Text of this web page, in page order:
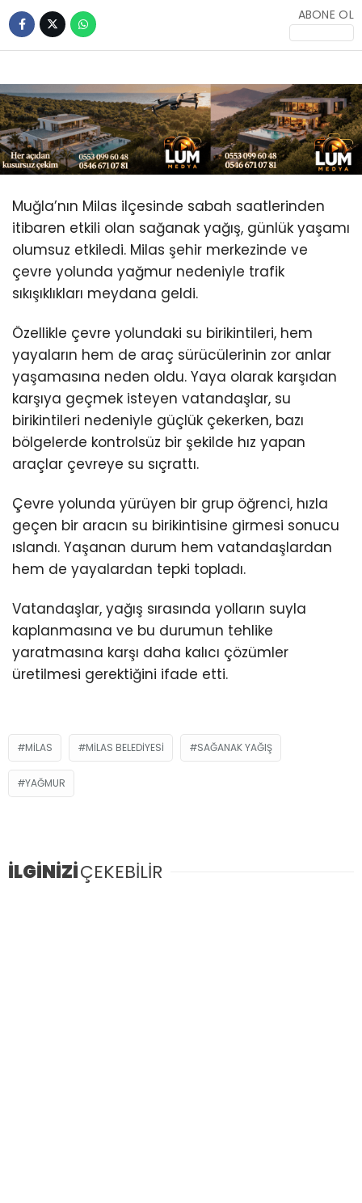
Youtube
ABONE OL
Muğla’nın Milas ilçesinde sabah saatlerinden
itibaren etkili olan sağanak yağış, günlük yaşamı
olumsuz etkiledi. Milas şehir merkezinde ve
çevre yolunda yağmur nedeniyle trafik
sıkışıklıkları meydana geldi.
Özellikle çevre yolundaki su birikintileri, hem
yayaların hem de araç sürücülerinin zor anlar
yaşamasına neden oldu. Yaya olarak karşıdan
karşıya geçmek isteyen vatandaşlar, su
birikintileri nedeniyle güçlük çekerken, bazı
bölgelerde kontrolsüz bir şekilde hız yapan
araçlar çevreye su sıçrattı.
Çevre yolunda yürüyen bir grup öğrenci, hızla
geçen bir aracın su birikintisine girmesi sonucu
ıslandı. Yaşanan durum hem vatandaşlardan
hem de yayalardan tepki topladı.
Vatandaşlar, yağış sırasında yolların suyla
kaplanmasına ve bu durumun tehlike
yaratmasına karşı daha kalıcı çözümler
üretilmesi gerektiğini ifade etti.
MILAS MILAS BELEDIYESI SAĞANAK YAĞIŞ
YAĞMUR
İLGİNİZİÇEKEBİLİR